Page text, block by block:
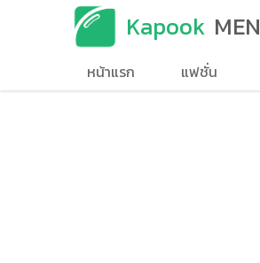
Kapook MEN
หน้าแรก แฟชั่น